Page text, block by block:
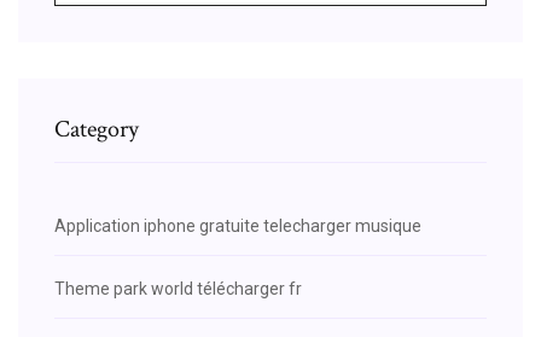
Category
Application iphone gratuite telecharger musique
Theme park world télécharger fr